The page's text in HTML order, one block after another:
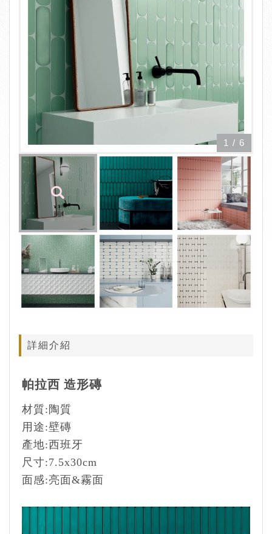
1 / 6
詳細介紹
帕拉西 造形磚
材質:陶質
用途:壁磚
產地:西班牙
尺寸:7.5x30cm
面感:亮面&霧面